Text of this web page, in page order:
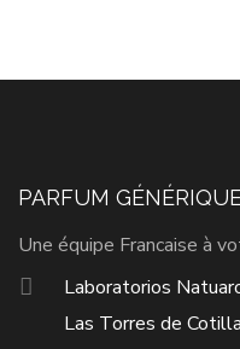
PARFUM
Une équipe Francaise à
Laboratorios
Las Torres de